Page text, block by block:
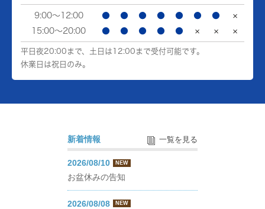
9:00～12:00 ● ● ● ● ● ● ●
×
15:00～20:00
● ● ● ● ● × × ×
平日夜20:00まで、土日は12:00まで受付可能です。
休業日は祝日のみ。
新着情報 一覧を見る
2026/08/10 NEW
お盆休みの告知
2026/08/08 NEW